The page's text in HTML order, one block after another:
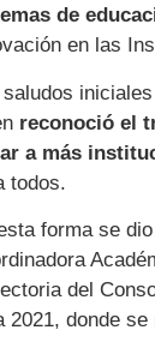
de
en las
saludos
reconoció el
a más
todos.
forma se
del
2021, donde